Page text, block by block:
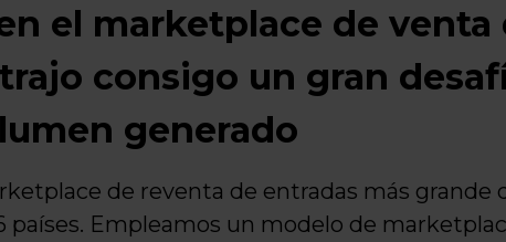
el marketplace de venta
consigo un gran
generado
de reventa de entradas más grande
países. Empleamos un modelo de